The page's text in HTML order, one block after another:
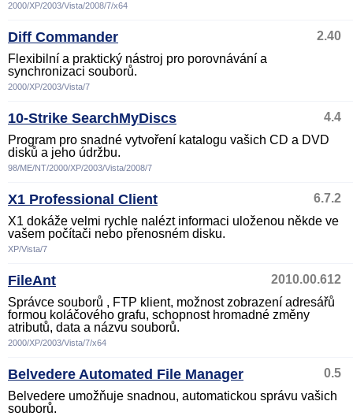
2000/XP/2003/Vista/2008/7/x64
Diff Commander
2.40
Flexibilní a praktický nástroj pro porovnávání a
synchronizaci souborů.
2000/XP/2003/Vista/7
10-Strike SearchMyDiscs
4.4
Program pro snadné vytvoření katalogu vašich CD a DVD
disků a jeho údržbu.
98/ME/NT/2000/XP/2003/Vista/2008/7
X1 Professional Client
6.7.2
X1 dokáže velmi rychle nalézt informaci uloženou někde ve
vašem počítači nebo přenosném disku.
XP/Vista/7
FileAnt
2010.00.612
Správce souborů , FTP klient, možnost zobrazení adresářů
formou koláčového grafu, schopnost hromadné změny
atributů, data a názvu souborů.
2000/XP/2003/Vista/7/x64
Belvedere Automated File Manager
0.5
Belvedere umožňuje snadnou, automatickou správu vašich
souborů.